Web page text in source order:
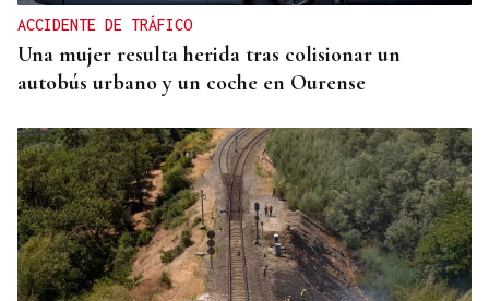
ACCIDENTE DE TRÁFICO
Una mujer resulta herida tras colisionar un
autobús urbano y un coche en Ourense